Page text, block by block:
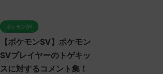
ポケモンSV
【ポケモンSV】ポケモン
SVプレイヤーのトゲキッ
スに対するコメント集！